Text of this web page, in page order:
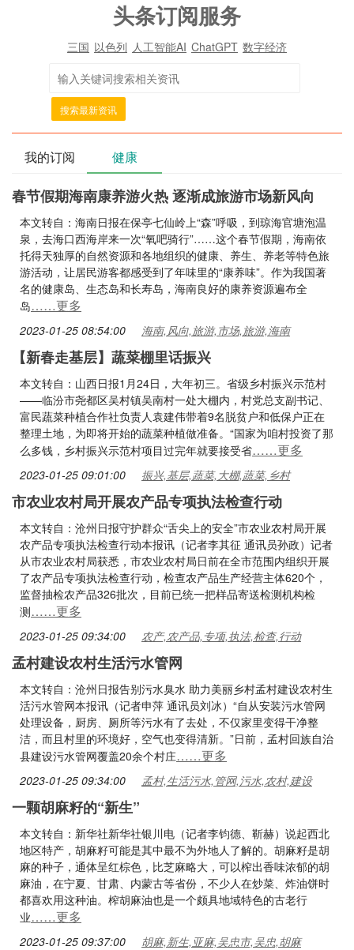
头条订阅服务
三国 以色列 人工智能AI ChatGPT 数字经济
搜索最新资讯
我的订阅 健康
春节假期海南康养游火热 逐渐成旅游市场新风向
本文转自：海南日报在保亭七仙岭上“森”呼吸，到琼海官塘泡温
泉，去海口西海岸来一次“氧吧骑行”……这个春节假期，海南依
托得天独厚的自然资源和各地组织的健康、养生、养老等特色旅
游活动，让居民游客都感受到了年味里的“康养味”。作为我国著
名的健康岛、生态岛和长寿岛，海南良好的康养资源遍布全
岛……更多
2023-01-25 08:54:00 海南,风向,旅游,市场,旅游,海南
【新春走基层】蔬菜棚里话振兴
本文转自：山西日报1月24日，大年初三。省级乡村振兴示范村
——临汾市尧都区吴村镇吴南村一处大棚内，村党总支副书记、
富民蔬菜种植合作社负责人袁建伟带着9名脱贫户和低保户正在
整理土地，为即将开始的蔬菜种植做准备。“国家为咱村投资了那
么多钱，乡村振兴示范村项目过完年就要接受省……更多
2023-01-25 09:01:00 振兴,基层,蔬菜,大棚,蔬菜,乡村
市农业农村局开展农产品专项执法检查行动
本文转自：沧州日报守护群众“舌尖上的安全”市农业农村局开展
农产品专项执法检查行动本报讯（记者李其征 通讯员孙政）记者
从市农业农村局获悉，市农业农村局日前在全市范围内组织开展
了农产品专项执法检查行动，检查农产品生产经营主体620个，
监督抽检农产品326批次，目前已统一把样品寄送检测机构检
测……更多
2023-01-25 09:34:00 农产,农产品,专项,执法,检查,行动
孟村建设农村生活污水管网
本文转自：沧州日报告别污水臭水 助力美丽乡村孟村建设农村生
活污水管网本报讯（记者申萍 通讯员刘冰）“自从安装污水管网
处理设备，厨房、厕所等污水有了去处，不仅家里变得干净整
洁，而且村里的环境好，空气也变得清新。”日前，孟村回族自治
县建设污水管网覆盖20余个村庄……更多
2023-01-25 09:34:00 孟村,生活污水,管网,污水,农村,建设
一颗胡麻籽的“新生”
本文转自：新华社新华社银川电（记者李钧德、靳赫）说起西北
地区特产，胡麻籽可能是其中最不为外地人了解的。胡麻籽是胡
麻的种子，通体呈红棕色，比芝麻略大，可以榨出香味浓郁的胡
麻油，在宁夏、甘肃、内蒙古等省份，不少人在炒菜、炸油饼时
都喜欢用这种油。榨胡麻油也是一个颇具地域特色的古老行
业……更多
2023-01-25 09:37:00 胡麻,新生,亚麻,吴忠市,吴忠,胡麻